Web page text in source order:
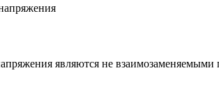
являются не взаимозаменяемыми